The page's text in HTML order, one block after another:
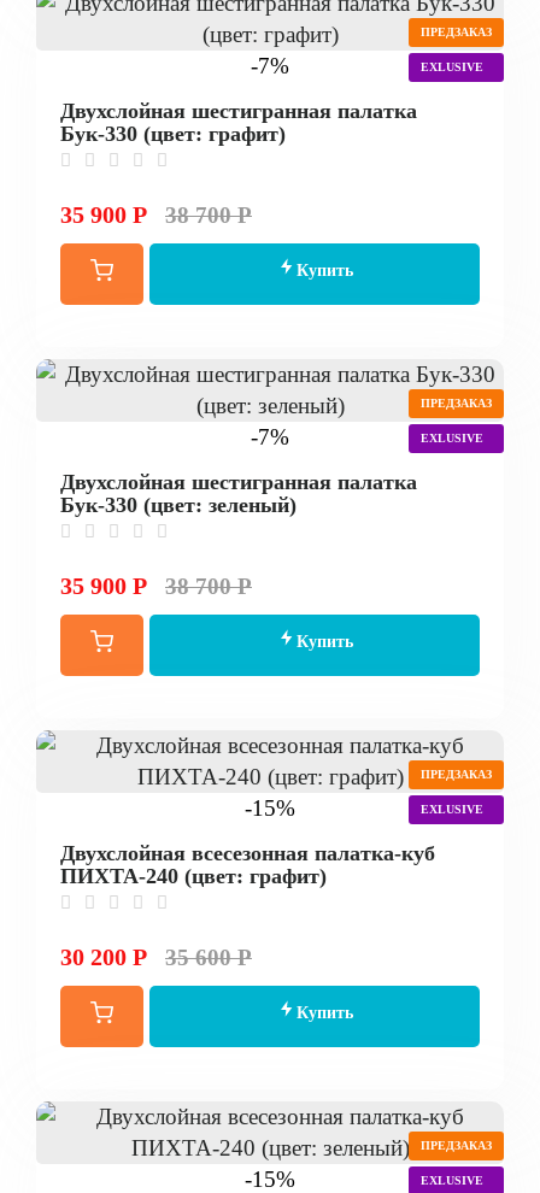
-7%
ПРЕДЗАКАЗ
EXLUSIVE
Двухслойная шестигранная палатка
Бук-330 (цвет: графит)
35 900 Р 38 700 Р
Купить
-7%
ПРЕДЗАКАЗ
EXLUSIVE
Двухслойная шестигранная палатка
Бук-330 (цвет: зеленый)
35 900 Р 38 700 Р
Купить
-15%
ПРЕДЗАКАЗ
EXLUSIVE
Двухслойная всесезонная палатка-куб
ПИХТА-240 (цвет: графит)
30 200 Р 35 600 Р
Купить
-15%
ПРЕДЗАКАЗ
EXLUSIVE